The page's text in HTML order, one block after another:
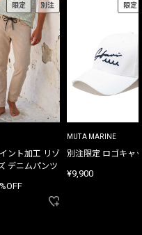
限定 別注
ント加工 リゾ
デニムパンツ
限定
MUTA MARINE
別注限定 ロゴキャ
¥9,900